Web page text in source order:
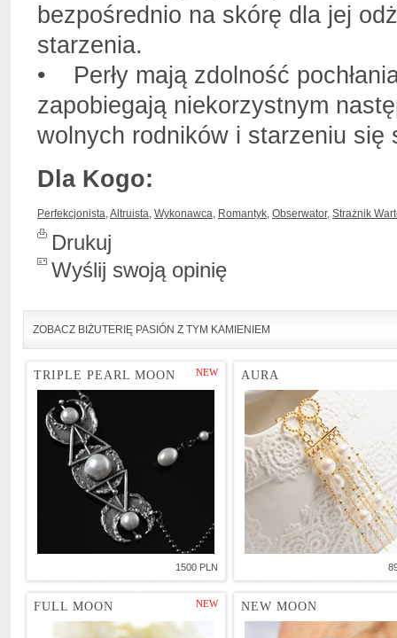
bezpośrednio na skórę dla jej
starzenia.
• Perły mają zdolność
zapobiegają niekorzystnym
wolnych rodników i starzeniu się
Dla Kogo:
Perfekcjonista Altruista Wykonawca Romantyk Obserwator, Strażnik
Drukuj
Wyślij swoją opinię
ZOBACZ BIŻUTERIĘ PASIÓN Z TYM KAMIENIEM
TRIPLE PEARL MOON NEW
1500 PLN
AURA
FULL MOON NEW NEW MOON